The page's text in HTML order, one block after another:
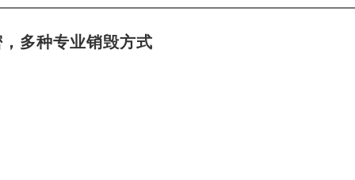
多种专业销毁方式